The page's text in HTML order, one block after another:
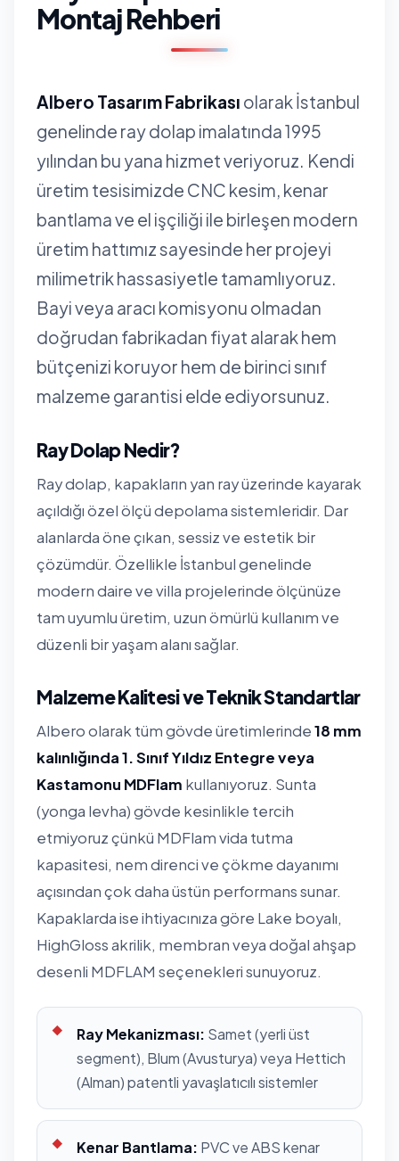
Montaj Rehberi
Albero Tasarım Fabrikası olarak İstanbul
genelinde ray dolap imalatında 1995
yılından bu yana hizmet veriyoruz. Kendi
üretim tesisimizde CNC kesim, kenar
bantlama ve el işçiliği ile birleşen modern
üretim hattımız sayesinde her projeyi
milimetrik hassasiyetle tamamlıyoruz.
Bayi veya aracı komisyonu olmadan
doğrudan fabrikadan fiyat alarak hem
bütçenizi koruyor hem de birinci sınıf
malzeme garantisi elde ediyorsunuz.
Ray Dolap Nedir?
Ray dolap, kapakların yan ray üzerinde kayarak
açıldığı özel ölçü depolama sistemleridir. Dar
alanlarda öne çıkan, sessiz ve estetik bir
çözümdür. Özellikle İstanbul genelinde
modern daire ve villa projelerinde ölçünüze
tam uyumlu üretim, uzun ömürlü kullanım ve
düzenli bir yaşam alanı sağlar.
Malzeme Kalitesi ve Teknik Standartlar
Albero olarak tüm gövde üretimlerinde18 mm
kalınlığında 1. Sınıf Yıldız Entegre veya
Kastamonu MDFlam kullanıyoruz. Sunta
(yonga levha) gövde kesinlikle tercih
etmiyoruz çünkü MDFlam vida tutma
kapasitesi, nem direnci ve çökme dayanımı
açısından çok daha üstün performans sunar.
Kapaklarda ise ihtiyacınıza göre Lake boyalı,
HighGloss akrilik, membran veya doğal ahşap
desenli MDFLAM seçenekleri sunuyoruz.
Ray Mekanizması: Samet (yerli üst
segment), Blum (Avusturya) veya Hettich
(Alman) patentli yavaşlatıcılı sistemler
Kenar Bantlama: PVC ve ABS kenar